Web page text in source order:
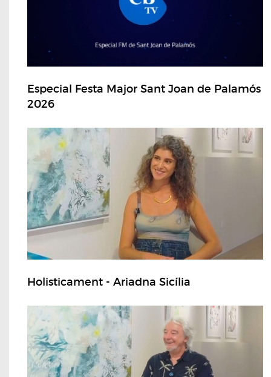
Especial Festa Major Sant Joan de Palamós
2026
Holisticament - Ariadna Sicília